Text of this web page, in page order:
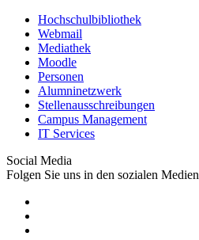
Hochschulbibliothek
Webmail
Mediathek
Moodle
Personen
Alumninetzwerk
Stellenausschreibungen
Campus Management
IT Services
Social Media
Folgen Sie uns in den sozialen Medien